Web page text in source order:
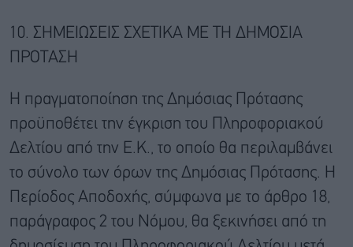
10. ΣΗΜΕΙΩΣΕΙΣ ΣΧΕΤΙΚΑ ΜΕ ΤΗ ΔΗΜΟΣΙΑ
ΠΡΟΤΑΣΗ
Η πραγματοποίηση της Δημόσιας Πρότασης
προϋποθέτει την έγκριση του Πληροφοριακού
Δελτίου από την Ε.Κ., το οποίο θα περιλαμβάνει
το σύνολο των όρων της Δημόσιας Πρότασης. Η
Περίοδος Αποδοχής, σύμφωνα με το άρθρο 18,
παράγραφος 2 του Νόμου, θα ξεκινήσει από τη